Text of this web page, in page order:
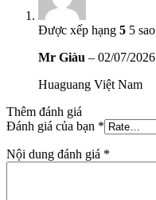
Được xếp hạng 5 5 sao
Mr Giàu – 02/07/2026
Huaguang Việt Nam
Thêm đánh giá
Đánh giá của bạn *
Nội dung đánh giá *